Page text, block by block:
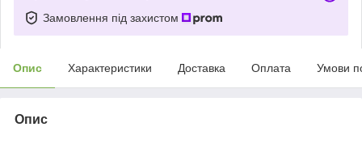
Замовлення під захистом
Опис Характеристики Доставка Оплата Умови
Опис